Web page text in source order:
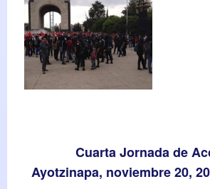
Cuarta Jornada de
Ayotzinapa, noviembre 20,